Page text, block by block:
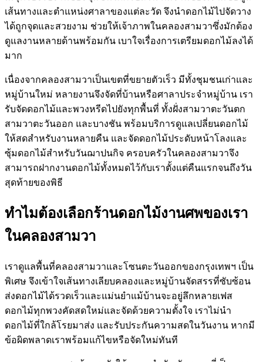
เส้นทางและตำแหน่งศาลาของแต่ละวัด จึงนำดอกไม้ไปจัดวาง
ได้ถูกจุดและสวยงาม ช่วยให้เจ้าภาพในคลองสามวาซึ่งมักต้อง
ดูแลงานหลายด้านพร้อมกัน เบาใจเรื่องการเตรียมดอกไม้ลงได้
มาก
เนื่องจากคลองสามวาเป็นเขตที่ขยายตัวเร็ว มีทั้งชุมชนเก่าและ
หมู่บ้านใหม่ หลายงานจึงจัดที่บ้านหรือศาลาประจำหมู่บ้าน เรา
รับจัดดอกไม้และพวงหรีดไปยังทุกพื้นที่ ทั้งฝั่งสามวาตะวันตก
สามวาตะวันออก และบางชัน พร้อมบริการดูแลเปลี่ยนดอกไม้
ให้สดสำหรับงานหลายคืน และจัดดอกไม้ประดับหน้าโลงและ
ซุ้มดอกไม้สำหรับวันฌาปนกิจ ครอบครัวในคลองสามวาจึง
สามารถฝากงานดอกไม้ทั้งหมดไว้กับเราตั้งแต่คืนแรกจนถึงวัน
สุดท้ายของพิธี
ทำไมต้องเลือกร้านดอกไม้งานศพของเรา
ในคลองสามวา
เราดูแลพื้นที่คลองสามวาและโซนตะวันออกของกรุงเทพฯ เป็น
พิเศษ จึงเข้าใจเส้นทางเลียบคลองและหมู่บ้านจัดสรรที่ซับซ้อน
ส่งดอกไม้ได้รวดเร็วและแม่นยำแม้บ้านจะอยู่ลึกหลายเฟส
ดอกไม้ทุกพวงคัดสดใหม่และจัดด้วยความตั้งใจ เราไม่นำ
ดอกไม้ที่ใกล้โรยมาส่ง และรับประกันความสดในวันงาน หากมี
ข้อผิดพลาดเราพร้อมแก้ไขหรือจัดใหม่ทันที